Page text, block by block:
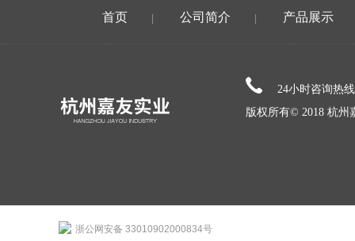
首页 公司简介 产品展示
24小时咨询热
版权所有© 2018 杭州
浙公网安备 33010902000834号